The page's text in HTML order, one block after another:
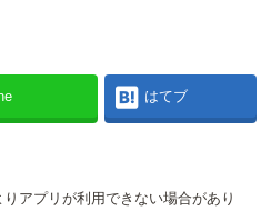
はてブ
アプリが利用できない場合があり